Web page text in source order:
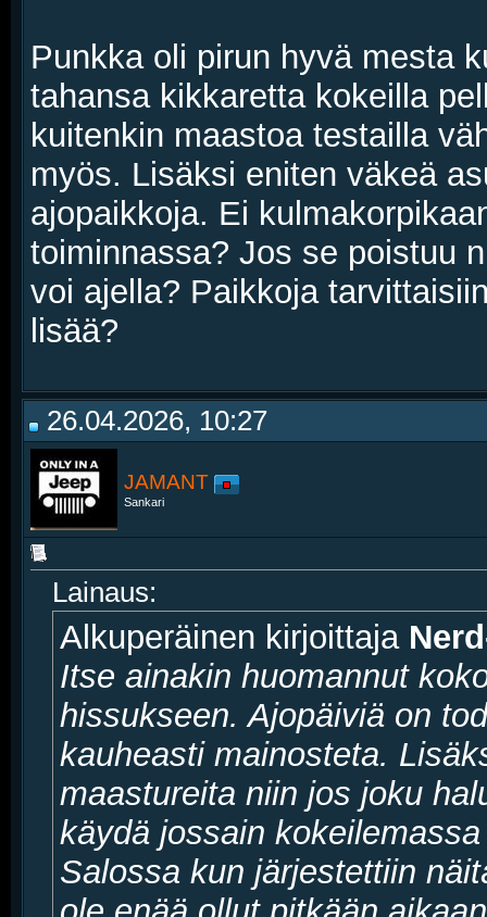
Punkka oli pirun hyvä mesta
tahansa kikkaretta kokeilla
kuitenkin maastoa testailla
myös. Lisäksi eniten väkeä
ajopaikkoja. Ei
toiminnassa? Jos se poistuu
voi ajella? Paikkoja
lisää?
26.04.2026, 10:27
JAMANT
Sankari
Lainaus:
Alkuperäinen kirjoittaja
Itse ainakin huomannut
hissukseen. Ajopäiviä on
kauheasti mainosteta.
maastureita niin jos joku
käydä jossain
Salossa kun järjestettiin